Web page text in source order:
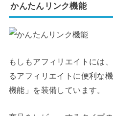
かんたんリンク機能
もしもアフィリエイトには
るアフィリエイトに便利な
機能」を装備しています。